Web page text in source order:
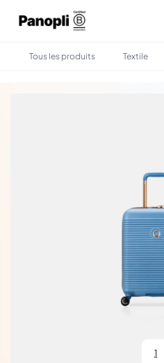
Tous les produits Textile
1